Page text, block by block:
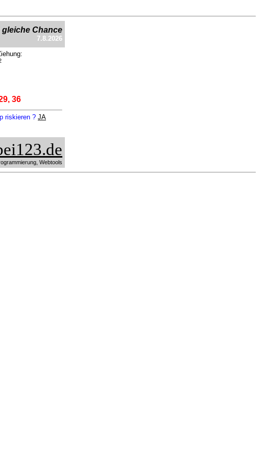
gleiche Chance
7.8.2026
36
riskieren ? JA
Webtools